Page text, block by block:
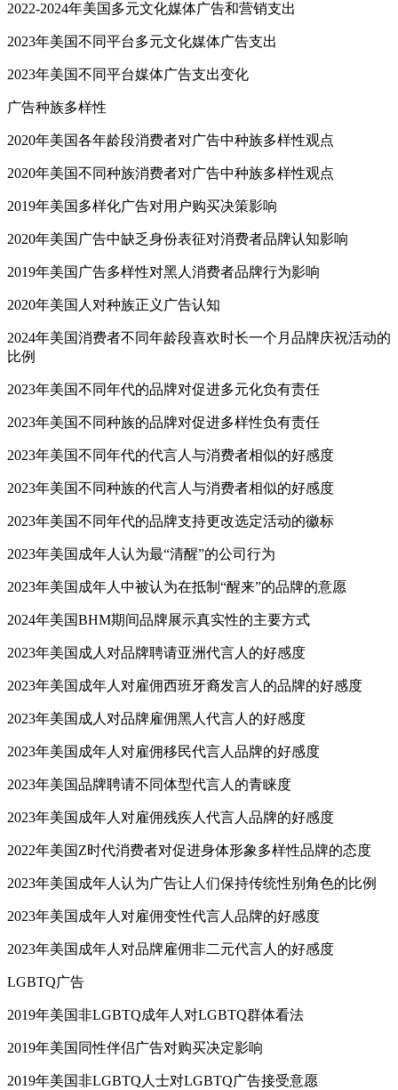
2022-2024年美国多元文化媒体广告和营销支出
2023年美国不同平台多元文化媒体广告支出
2023年美国不同平台媒体广告支出变化
广告种族多样性
2020年美国各年龄段消费者对广告中种族多样性观点
2020年美国不同种族消费者对广告中种族多样性观点
2019年美国多样化广告对用户购买决策影响
2020年美国广告中缺乏身份表征对消费者品牌认知影响
2019年美国广告多样性对黑人消费者品牌行为影响
2020年美国人对种族正义广告认知
2024年美国消费者不同年龄段喜欢时长一个月品牌庆祝活动的
比例
2023年美国不同年代的品牌对促进多元化负有责任
2023年美国不同种族的品牌对促进多样性负有责任
2023年美国不同年代的代言人与消费者相似的好感度
2023年美国不同种族的代言人与消费者相似的好感度
2023年美国不同年代的品牌支持更改选定活动的徽标
2023年美国成年人认为最“清醒”的公司行为
2023年美国成年人中被认为在抵制“醒来”的品牌的意愿
2024年美国BHM期间品牌展示真实性的主要方式
2023年美国成人对品牌聘请亚洲代言人的好感度
2023年美国成年人对雇佣西班牙裔发言人的品牌的好感度
2023年美国成人对品牌雇佣黑人代言人的好感度
2023年美国成年人对雇佣移民代言人品牌的好感度
2023年美国品牌聘请不同体型代言人的青睐度
2023年美国成年人对雇佣残疾人代言人品牌的好感度
2022年美国Z时代消费者对促进身体形象多样性品牌的态度
2023年美国成年人认为广告让人们保持传统性别角色的比例
2023年美国成年人对雇佣变性代言人品牌的好感度
2023年美国成年人对品牌雇佣非二元代言人的好感度
LGBTQ广告
2019年美国非LGBTQ成年人对LGBTQ群体看法
2019年美国同性伴侣广告对购买决定影响
2019年美国非LGBTQ人士对LGBTQ广告接受意愿